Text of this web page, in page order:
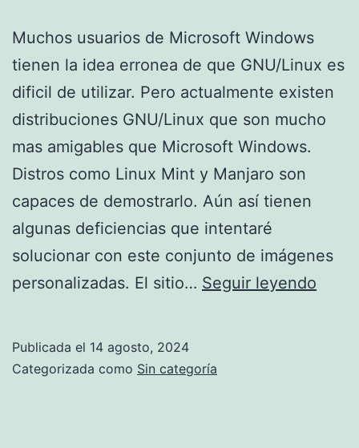
Muchos usuarios de Microsoft Windows
tienen la idea erronea de que GNU/Linux es
dificil de utilizar. Pero actualmente existen
distribuciones GNU/Linux que son mucho
mas amigables que Microsoft Windows.
Distros como Linux Mint y Manjaro son
capaces de demostrarlo. Aún así tienen
algunas deficiencias que intentaré
solucionar con este conjunto de imágenes
personalizadas. El sitio… Seguir leyendo
Publicada el 14 agosto, 2024
Categorizada como Sin categoría